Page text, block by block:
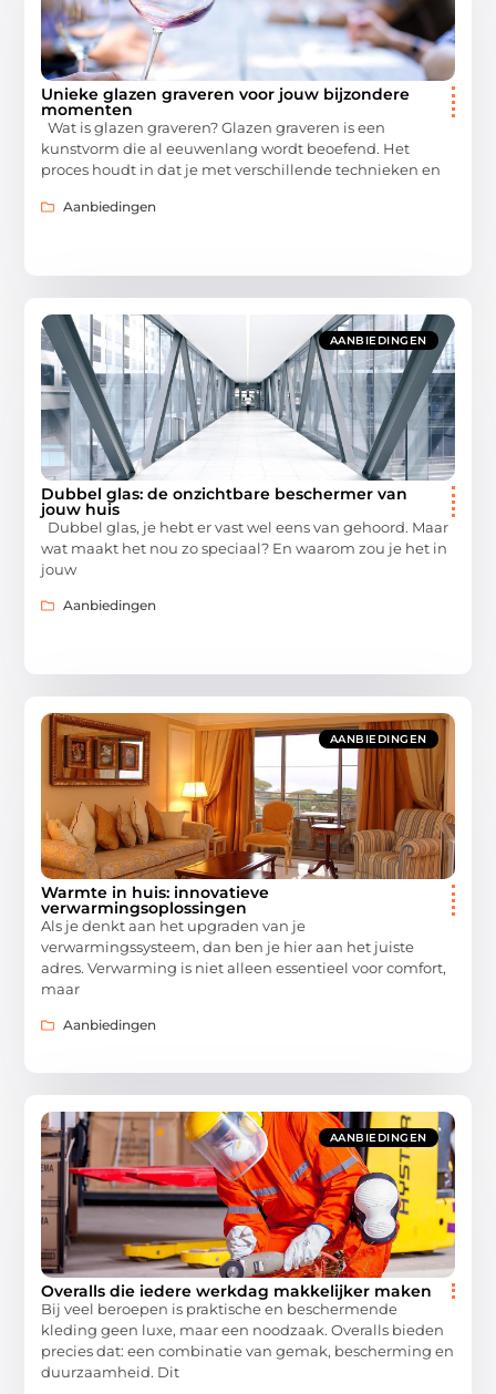
Unieke glazen graveren voor jouw bijzondere
momenten
Wat is glazen graveren? Glazen graveren is een
kunstvorm die al eeuwenlang wordt beoefend. Het
proces houdt in dat je met verschillende technieken en
Aanbiedingen
AANBIEDINGEN
Dubbel glas: de onzichtbare beschermer van
jouw huis
Dubbel glas, je hebt er vast wel eens van gehoord. Maar
wat maakt het nou zo speciaal? En waarom zou je het in
jouw
Aanbiedingen
AANBIEDINGEN
Warmte in huis: innovatieve
verwarmingsoplossingen
Als je denkt aan het upgraden van je
verwarmingssysteem, dan ben je hier aan het juiste
adres. Verwarming is niet alleen essentieel voor comfort,
maar
Aanbiedingen
AANBIEDINGEN
Overalls die iedere werkdag makkelijker maken
Bij veel beroepen is praktische en beschermende
kleding geen luxe, maar een noodzaak. Overalls bieden
precies dat: een combinatie van gemak, bescherming en
duurzaamheid. Dit